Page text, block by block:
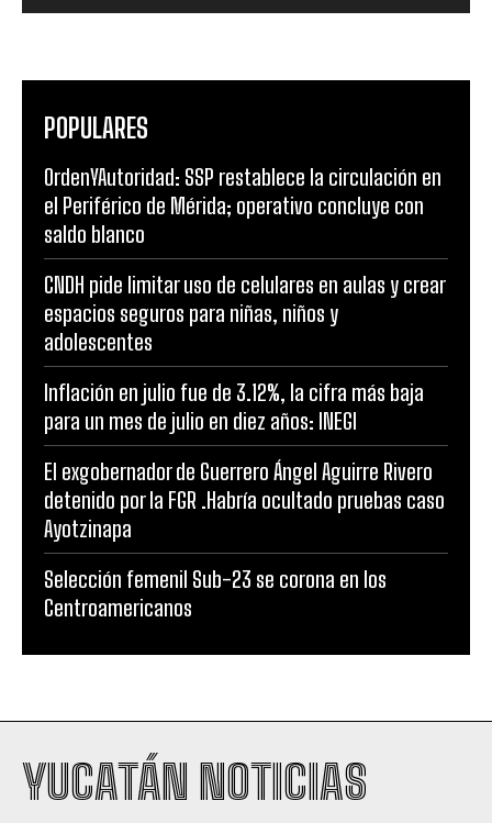
POPULARES
OrdenYAutoridad: SSP restablece la circulación en
el Periférico de Mérida; operativo concluye con
saldo blanco
CNDH pide limitar uso de celulares en aulas y crear
espacios seguros para niñas, niños y
adolescentes
Inflación en julio fue de 3.12%, la cifra más baja
para un mes de julio en diez años: INEGI
El exgobernador de Guerrero Ángel Aguirre Rivero
detenido por la FGR .Habría ocultado pruebas caso
Ayotzinapa
Selección femenil Sub-23 se corona en los
Centroamericanos
YUCATÁN NOTICIAS